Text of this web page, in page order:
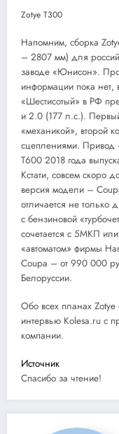
Zotye T300
Напомним, сборка
– 2807 мм) для
заводе «Юнисон».
информации пока
«Шестисотый» в РФ
и 2.0 (177 л.с.). Первый
«механикой», второй
сцеплениями. Привод
T600 2018 года
Кстати, совсем скоро
версия модели –
отличается не только
с бензиновой
сочетается с 5МКП
«автоматом» фирмы
Coupa – от 990 000
Белоруссии.
Обо всех планах Zotye
интервью Kolesa.ru с
компании.
Источник
Спасибо за чтение!